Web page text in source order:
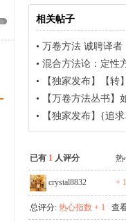
相关帖子
• 万卷方法 诚聘译者
• 混合方法论：定性
•
【独家发布】【转
•
【万卷方法丛书
•
【独家发布】{追求卓越—029}MBA
已有 1 人评分 热
crystal8832 + 1
总评分: 热心指数 + 1 查